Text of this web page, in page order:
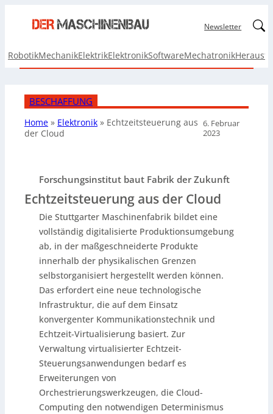
Newsletter
RobotikMechanikElektrikElektronikSoftwareMechatronik
BESCHAFFUNG
Home » Elektronik » Echtzeitsteuerung aus
der Cloud
6. Februar
2023
Forschungsinstitut baut Fabrik der Zukunft
Echtzeitsteuerung aus der Cloud
Die Stuttgarter Maschinenfabrik bildet eine
vollständig digitalisierte Produktionsumgebung
ab, in der maßgeschneiderte Produkte
innerhalb der physikalischen Grenzen
selbstorganisiert hergestellt werden können.
Das erfordert eine neue technologische
Infrastruktur, die auf dem Einsatz
konvergenter Kommunikationstechnik und
Echtzeit-Virtualisierung basiert. Zur
Verwaltung virtualisierter Echtzeit-
Steuerungsanwendungen bedarf es
Erweiterungen von
Orchestrierungswerkzeugen, die Cloud-
Computing den notwendigen Determinismus